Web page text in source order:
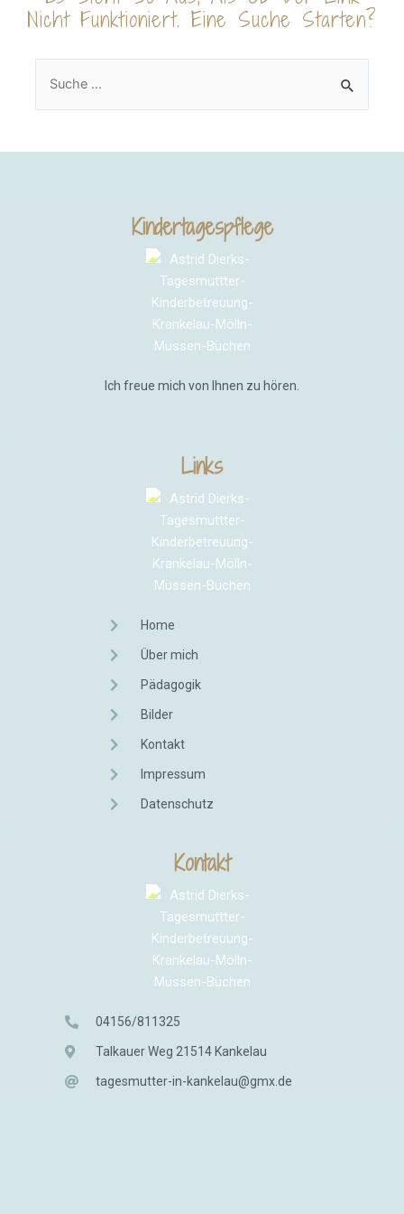
Nicht Funktioniert. Eine Suche Starten?
Kindertagespflege
Ich freue mich von Ihnen zu hören.
Links
Home
Über mich
Pädagogik
Bilder
Kontakt
Impressum
Datenschutz
Kontakt
04156/811325
Talkauer Weg 21514 Kankelau
tagesmutter-in-kankelau@gmx.de